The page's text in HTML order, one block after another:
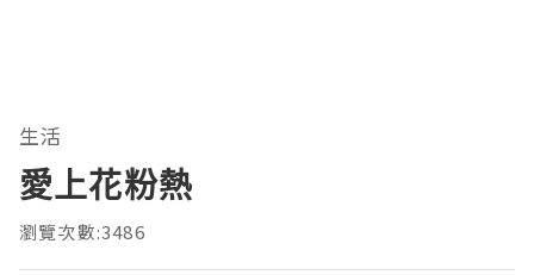
生活
愛上花粉熱
瀏覽次數:3486